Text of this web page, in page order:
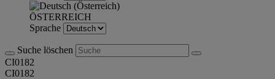
ÖSTERREICH
Sprache
Suche löschen
CI0182
CI0182